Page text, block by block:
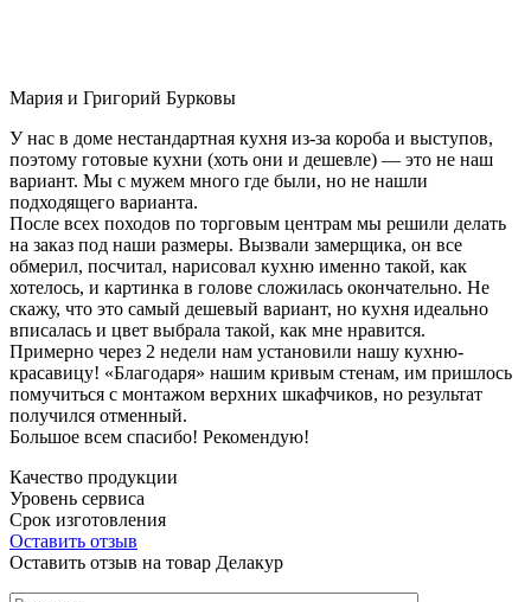
Мария и Григорий Бурковы
У нас в доме нестандартная кухня из-за короба и выступов,
поэтому готовые кухни (хоть они и дешевле) — это не наш
вариант. Мы с мужем много где были, но не нашли
подходящего варианта.
После всех походов по торговым центрам мы решили делать
на заказ под наши размеры. Вызвали замерщика, он все
обмерил, посчитал, нарисовал кухню именно такой, как
хотелось, и картинка в голове сложилась окончательно. Не
скажу, что это самый дешевый вариант, но кухня идеально
вписалась и цвет выбрала такой, как мне нравится.
Примерно через 2 недели нам установили нашу кухню-
красавицу! «Благодаря» нашим кривым стенам, им пришлось
помучиться с монтажом верхних шкафчиков, но результат
получился отменный.
Большое всем спасибо! Рекомендую!
Качество продукции
Уровень сервиса
Срок изготовления
Оставить отзыв
Оставить отзыв на товар Делакур